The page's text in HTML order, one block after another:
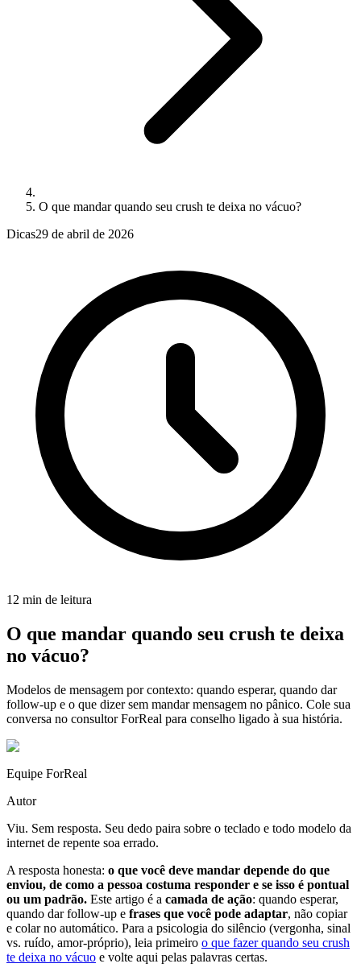
O que mandar quando seu crush te deixa no vácuo?
Dicas29 de abril de 2026
12 min de leitura
O que mandar quando seu crush te deixa
no vácuo?
Modelos de mensagem por contexto: quando esperar, quando dar
follow-up e o que dizer sem mandar mensagem no pânico. Cole sua
conversa no consultor ForReal para conselho ligado à sua história.
Equipe ForReal
Autor
Viu. Sem resposta. Seu dedo paira sobre o teclado e todo modelo da
internet de repente soa errado.
A resposta honesta: o que você deve mandar depende do que
enviou, de como a pessoa costuma responder e se isso é pontual
ou um padrão. Este artigo é a camada de ação: quando esperar,
quando dar follow-up e frases que você pode adaptar, não copiar
e colar no automático. Para a psicologia do silêncio (vergonha, sinal
vs. ruído, amor-próprio), leia primeiro o que fazer quando seu crush
te deixa no vácuo e volte aqui pelas palavras certas.